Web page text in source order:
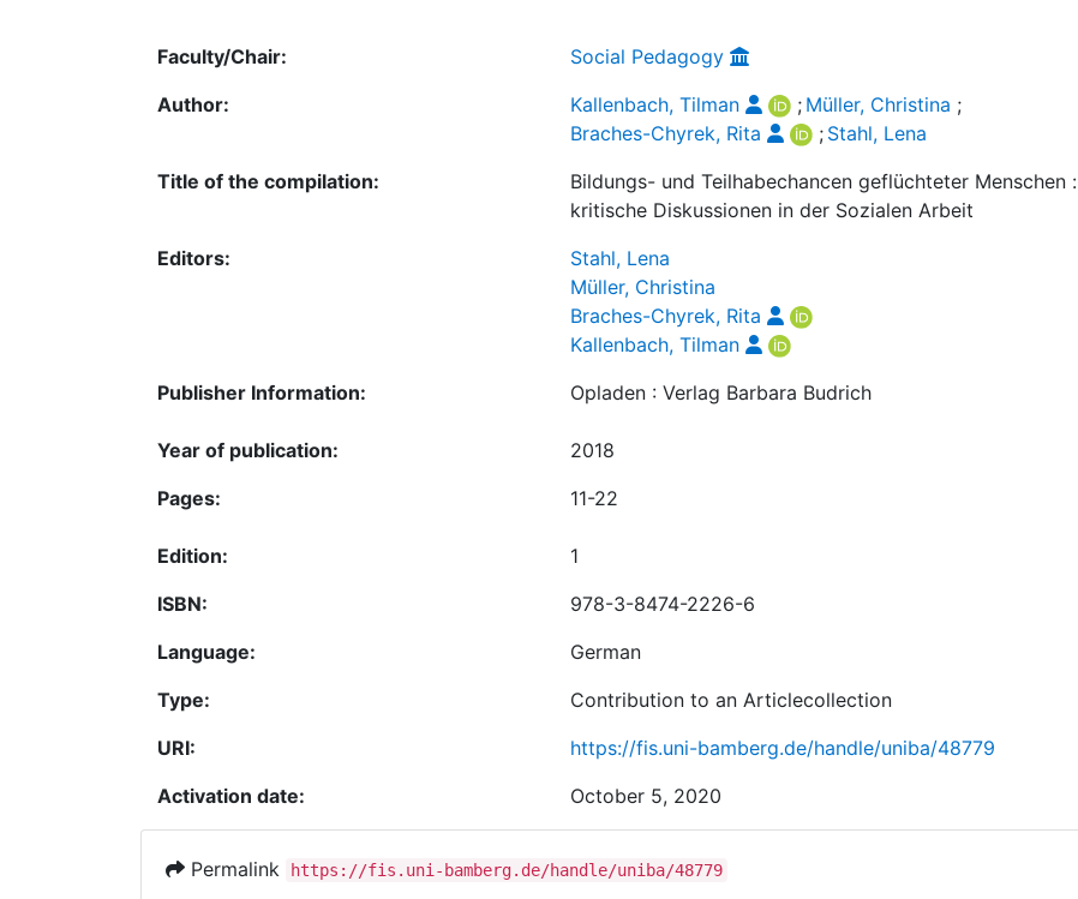
Faculty/Chair:
Social Pedagogy
Author:
Kallenbach, Tilman ; Müller, Christina ;
Braches-Chyrek, Rita
; Stahl, Lena
Title of the compilation:
Bildungs- und Teilhabechancen geflüchteter Menschen :
kritische Diskussionen in der Sozialen Arbeit
Editors:
Stahl, Lena
Müller, Christina
Braches-Chyrek, Rita
Kallenbach, Tilman
Publisher Information:
Opladen : Verlag Barbara Budrich
Year of publication:
2018
Pages:
11-22
Edition:
1
ISBN:
978-3-8474-2226-6
Language:
German
Type:
Contribution to an Articlecollection
URI:
https://fis.uni-bamberg.de/handle/uniba/48779
Activation date:
October 5, 2020
Permalink https://fis.uni-bamberg.de/handle/uniba/48779